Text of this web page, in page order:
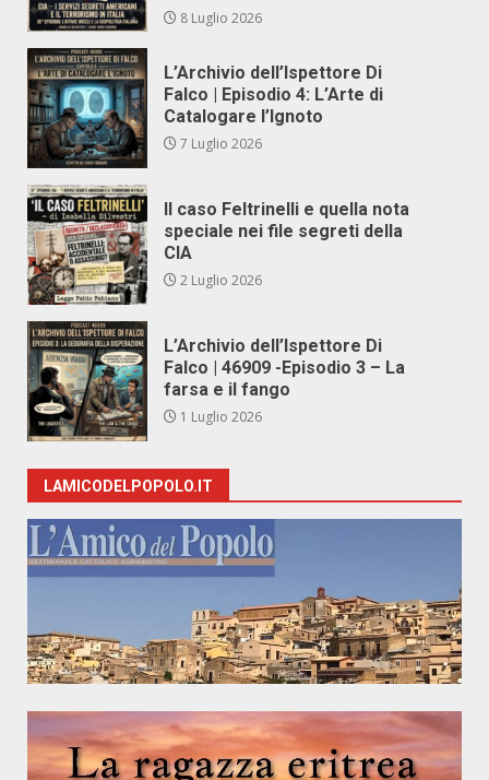
8 Luglio 2026
L’Archivio dell’Ispettore Di
Falco | Episodio 4: L’Arte di
Catalogare l’Ignoto
7 Luglio 2026
Il caso Feltrinelli e quella nota
speciale nei file segreti della
CIA
2 Luglio 2026
L’Archivio dell’Ispettore Di
Falco | 46909 -Episodio 3 – La
farsa e il fango
1 Luglio 2026
LAMICODELPOPOLO.IT